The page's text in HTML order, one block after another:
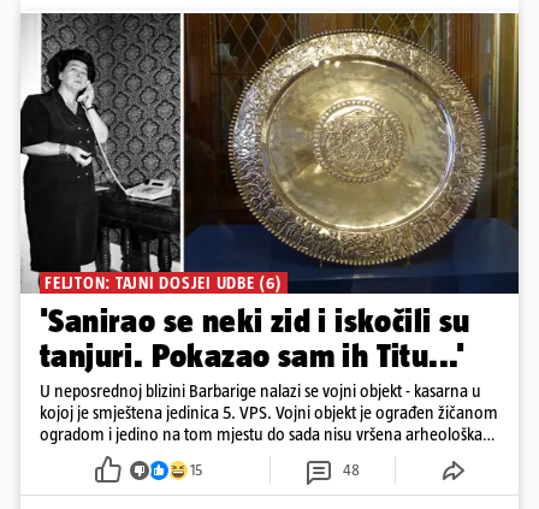
FELJTON: TAJNI DOSJEI UDBE (6)
'Sanirao se neki zid i iskočili su
tanjuri. Pokazao sam ih Titu...'
U neposrednoj blizini Barbarige nalazi se vojni objekt - kasarna u
kojoj je smještena jedinica 5. VPS. Vojni objekt je ograđen žičanom
ogradom i jedino na tom mjestu do sada nisu vršena arheološka
istraživanja
15 48